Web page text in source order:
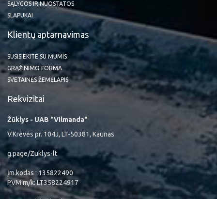
SĄLYGOS IR NUOSTATOS
SLAPUKAI
Klientų aptarnavimas
SUSISIEKITE SU MUMIS
GRĄŽINIMO FORMA
SVETAINĖS ŽEMĖLAPIS
Rekvizitai
Žūklys - UAB "Vilmanda"
V.Krėvės pr. 104J, LT-50381, Kaunas
g.page/Zuklys-lt
Įm.kodas : 135822490
PVM m/k: LT358224917